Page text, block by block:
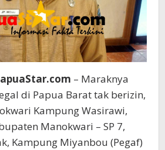
– Maraknya
di Papua Barat tak berizin,
Kampung Wasirawi,
Manokwari – SP 7,
Kampung Miyanbou (Pegaf)